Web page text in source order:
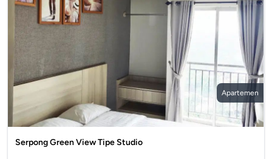
Apartemen
Serpong Green View Tipe Studio